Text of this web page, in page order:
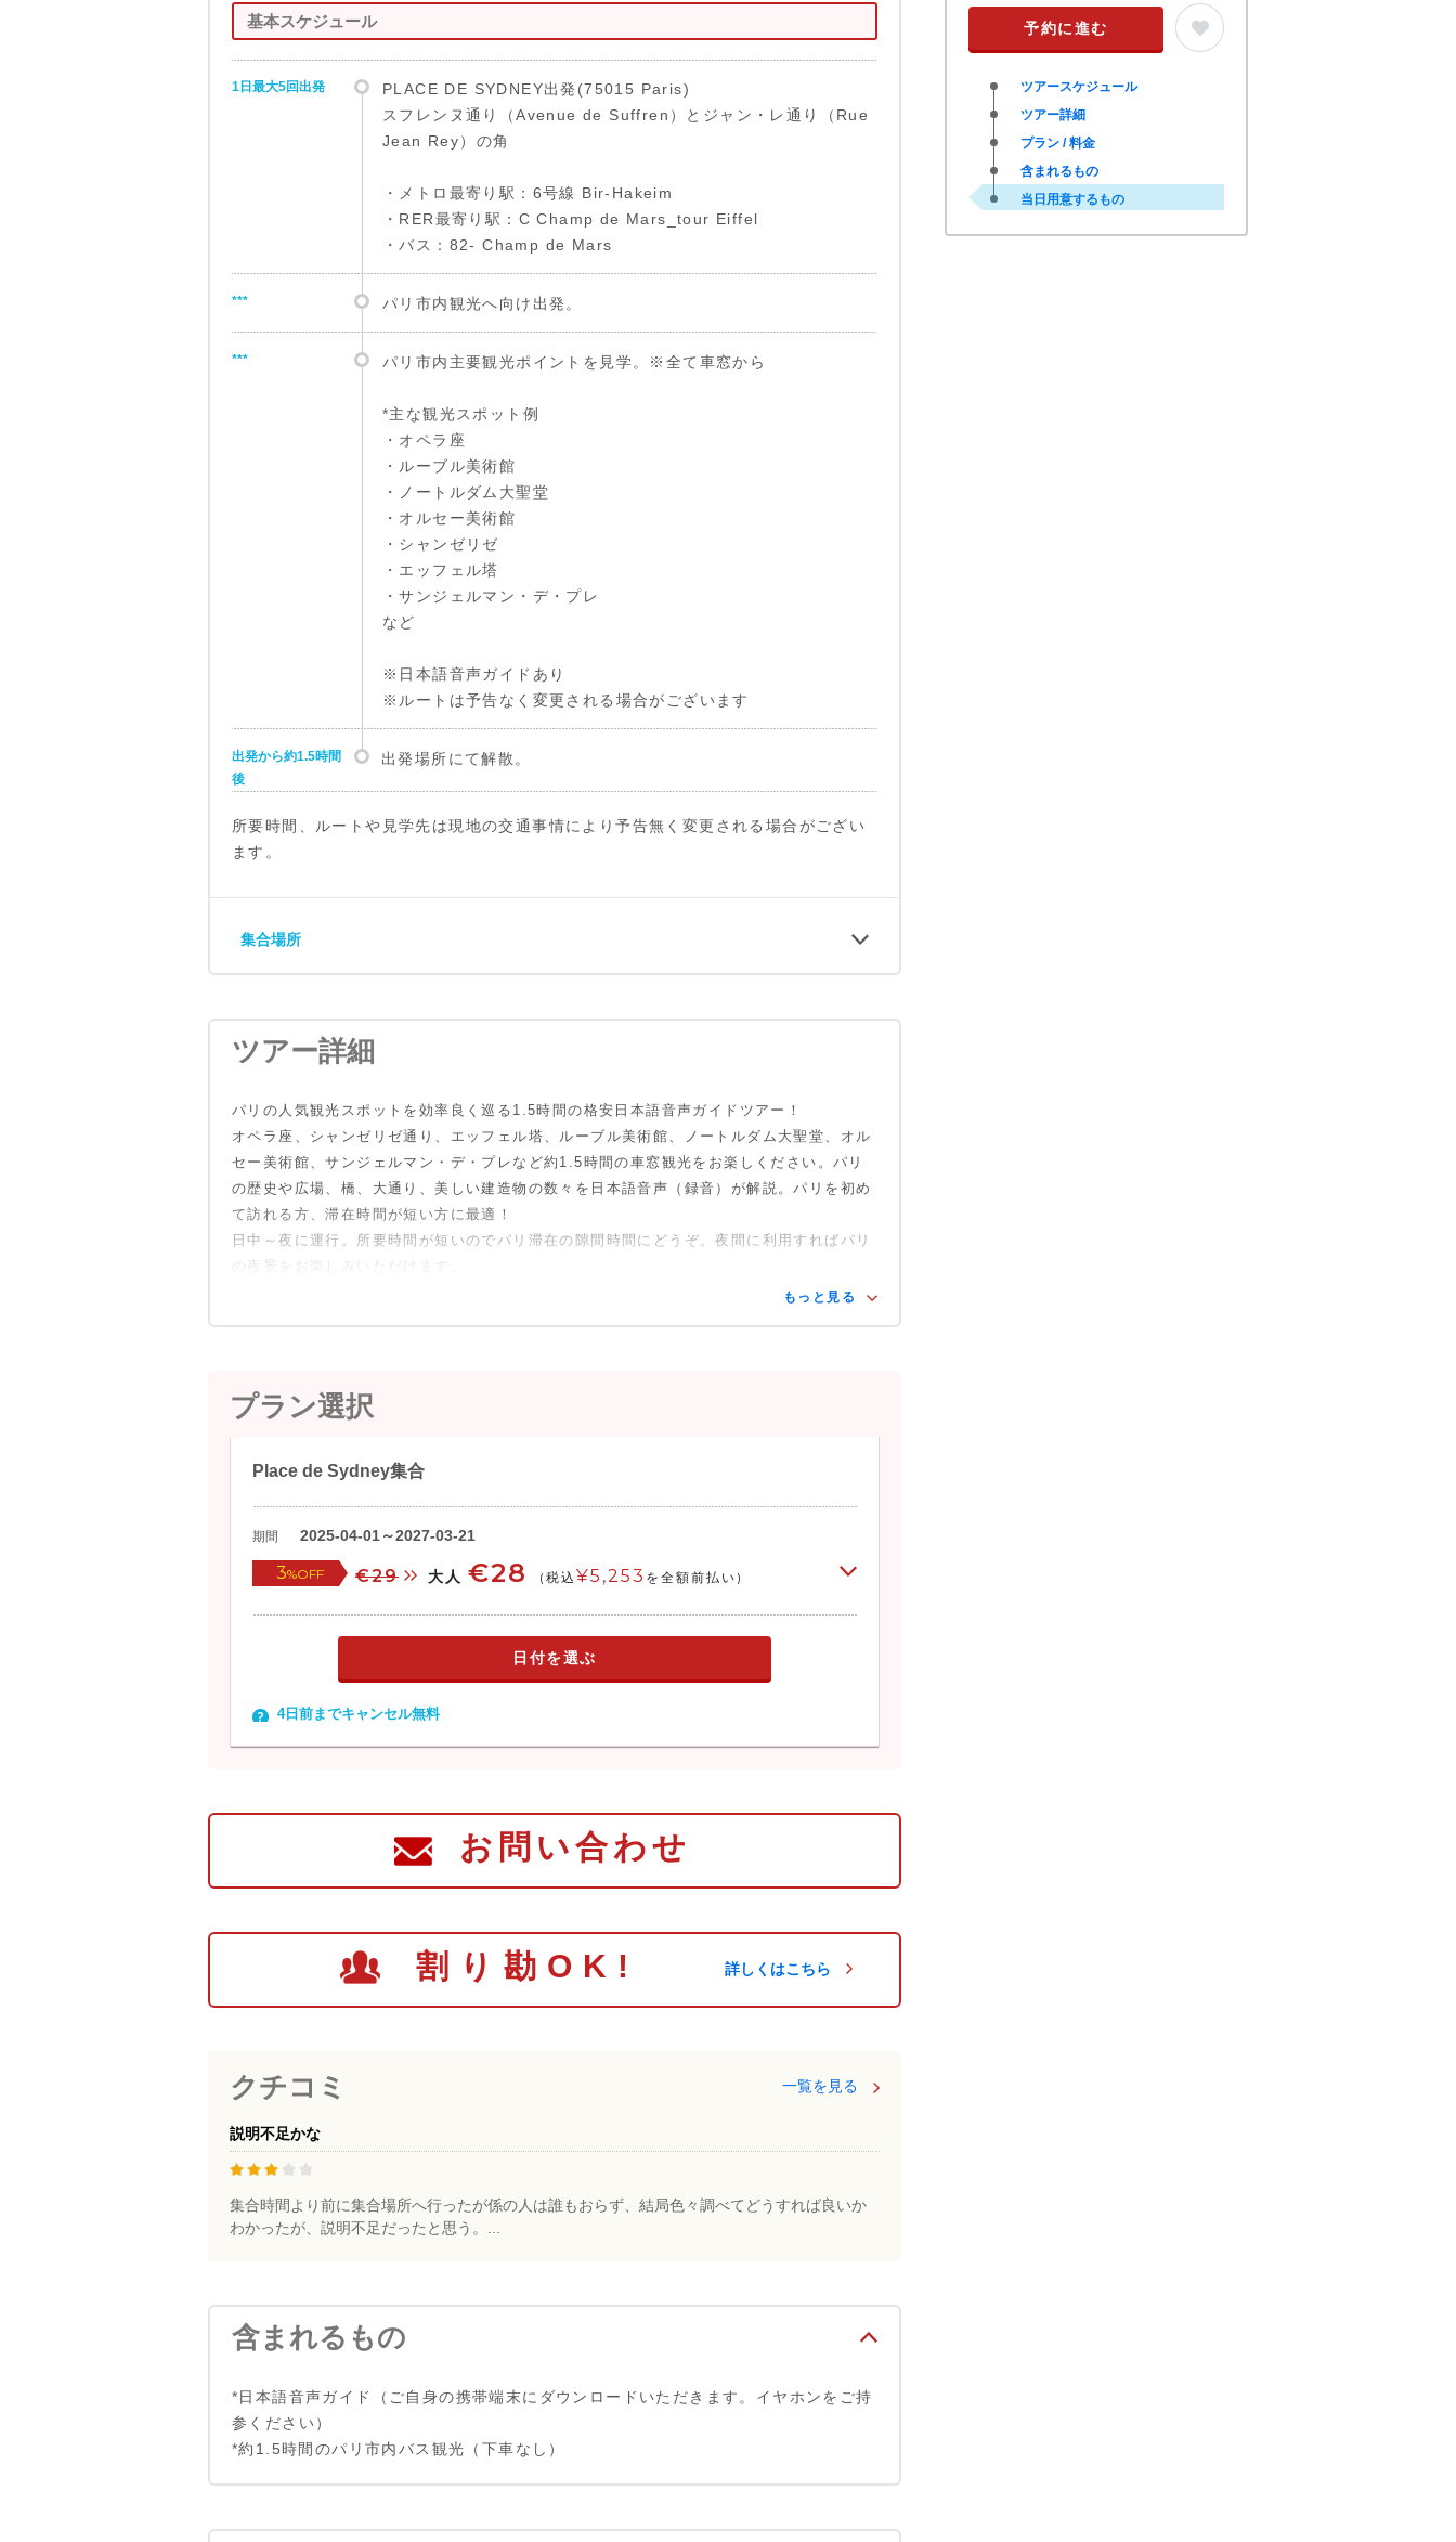
基本スケジュール
1日最大5回出発
PLACE DE SYDNEY出発(75015 Paris)
スフレンヌ通り（Avenue de Suffren）とジャン・レ通り（Rue
Jean Rey）の角
・メトロ最寄り駅：6号線 Bir-Hakeim
・RER最寄り駅：C Champ de Mars_tour Eiffel
・バス：82- Champ de Mars
*** パリ市内観光へ向け出発。
*** パリ市内主要観光ポイントを見学。※全て車窓から
*主な観光スポット例
・オペラ座
・ルーブル美術館
・ノートルダム大聖堂
・オルセー美術館
・シャンゼリゼ
・エッフェル塔
・サンジェルマン・デ・プレ
など
※日本語音声ガイドあり
※ルートは予告なく変更される場合がございます
出発から約1.5時間
後
出発場所にて解散。
所要時間、ルートや見学先は現地の交通事情により予告無く変更される場合がござい
ます。
集合場所
ツアー詳細
パリの人気観光スポットを効率良く巡る1.5時間の格安日本語音声ガイドツアー！
オペラ座、シャンゼリゼ通り、エッフェル塔、ルーブル美術館、ノートルダム大聖堂、オル
セー美術館、サンジェルマン・デ・プレなど約1.5時間の車窓観光をお楽しください。パリ
の歴史や広場、橋、大通り、美しい建造物の数々を日本語音声（録音）が解説。パリを初め
て訪れる方、滞在時間が短い方に最適！
日中～夜に運行。所要時間が短いのでパリ滞在の隙間時間にどうぞ。夜間に利用すればパリ
の夜景をお楽しみいただけます。
もっと見る
プラン選択
Place de Sydney集合
期間 2025-04-01～2027-03-21
3%OFF €29 大人 €28 (税込 ¥5,253 を全額前払い)
日付を選ぶ
4日前までキャンセル無料
お問い合わせ
割り勘OK! 詳しくはこちら
クチコミ 一覧を見る
説明不足かな
集合時間より前に集合場所へ行ったが係の人は誰もおらず、結局色々調べてどうすれば良いか
わかったが、説明不足だったと思う。...
含まれるもの
*日本語音声ガイド（ご自身の携帯端末にダウンロードいただきます。イヤホンをご持
参ください）
*約1.5時間のパリ市内バス観光（下車なし）
予約に進む
ツアースケジュール
ツアー詳細
プラン / 料金
含まれるもの
当日用意するもの